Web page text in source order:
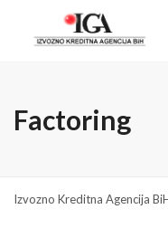
Factoring
Izvozno Kreditna Agencija